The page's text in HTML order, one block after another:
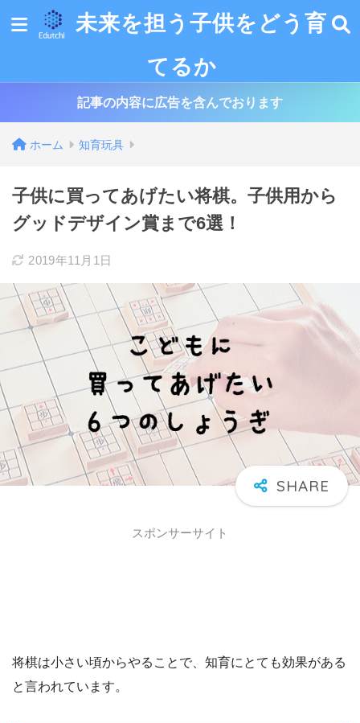
未来を担う子供をどう育
てるか
記事の内容に広告を含んでおります
ホーム 知育玩具
子供に買ってあげたい将棋。子供用から
グッドデザイン賞まで6選！
2019年11月1日
スポンサーサイト
将棋は小さい頃からやることで、知育にとても効果がある
と言われています。